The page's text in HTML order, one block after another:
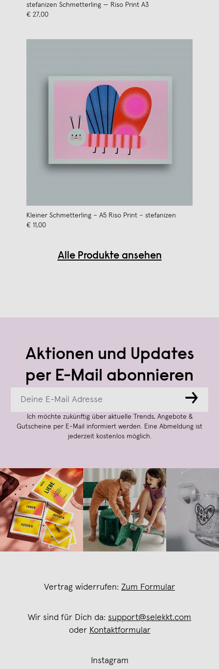
stefanizen Schmetterling — Riso Print A3
€ 27,00
Kleiner Schmetterling – A5 Riso Print – stefanizen
€ 11,00
Alle Produkte ansehen
Aktionen und Updates
per E-Mail abonnieren
→
Ich möchte zukünftig über aktuelle Trends, Angebote &
Gutscheine per E-Mail informiert werden. Eine Abmeldung ist
jederzeit kostenlos möglich.
Vertrag widerrufen: Zum Formular
Wir sind für Dich da: support@selekkt.com
oder Kontaktformular
Instagram